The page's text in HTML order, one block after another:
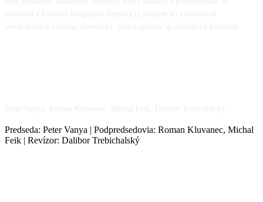
Predseda: Peter Vanya | Podpredsedovia: Roman Kluvanec, Michal
Feik | Revízor: Dalibor Trebichalský